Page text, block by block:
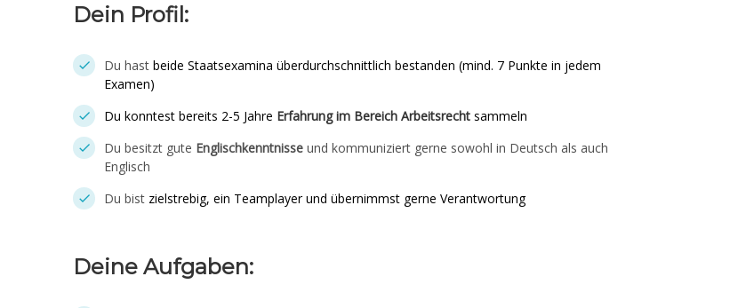
Dein Profil:
Du hast beide Staatsexamina überdurchschnittlich bestanden (mind. 7 Punkte in jedem
Examen)
Du konntest bereits 2-5 Jahre Erfahrung im Bereich Arbeitsrecht sammeln
Du besitzt gute Englischkenntnisse und kommuniziert gerne sowohl in Deutsch als auch
Englisch
Du bist zielstrebig, ein Teamplayer und übernimmst gerne Verantwortung
Deine Aufgaben: